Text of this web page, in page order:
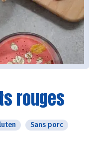
rouges
Sans porc